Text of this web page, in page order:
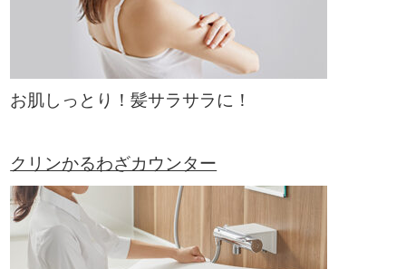
お肌しっとり！髪サラサラに！
クリンかるわざカウンター